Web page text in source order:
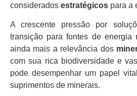
considerados estratégicos para a
A crescente pressão por
transição para fontes de energia
ainda mais a relevância dos
com sua rica biodiversidade e
pode desempenhar um papel
suprimentos de minerais.